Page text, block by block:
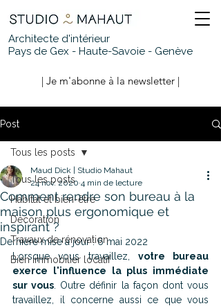
Architecte d'intérieur
Pays de Gex - Haute-Savoie - Genève
| Je m'abonne à la newsletter |
Post
Tous les posts
Habitat et bien-être
Décoration
Travaux de rénovation
Bien immobilier locatif
Tous les posts
Comment rendre son bureau à la
maison plus ergonomique et
inspirant ?
Maud Dick | Studio Mahaut
24 nov. 2020 4 min de lecture
Dernière mise à jour :6 mai 2022
Lorsque vous travaillez, votre bureau
exerce l'influence la plus immédiate
sur vous . Outre définir la façon dont vous
travaillez, il concerne aussi ce que vous